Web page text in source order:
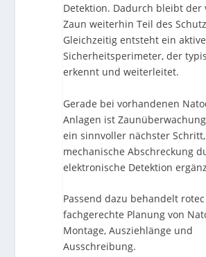
Detektion. Dadurch bleibt der
Zaun weiterhin Teil des
Gleichzeitig entsteht ein
Sicherheitsperimeter, der
erkennt und weiterleitet.
Gerade bei vorhandenen
Anlagen ist
ein sinnvoller nächster
mechanische Abschreckung
elektronische Detektion
Passend dazu behandelt
fachgerechte Planung von
Montage, Ausziehlänge und
Ausschreibung.